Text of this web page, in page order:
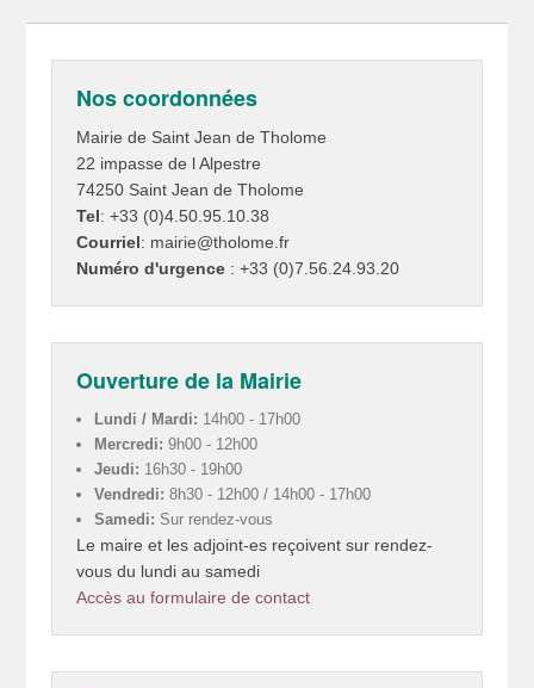
Nos coordonnées
Mairie de Saint Jean de Tholome
22 impasse de l Alpestre
74250 Saint Jean de Tholome
Tel: +33 (0)4.50.95.10.38
Courriel: mairie@tholome.fr
Numéro d'urgence: +33 (0)7.56.24.93.20
Ouverture de la Mairie
Lundi / Mardi: 14h00 - 17h00
Mercredi: 9h00 - 12h00
Jeudi: 16h30 - 19h00
Vendredi: 8h30 - 12h00 / 14h00 - 17h00
Samedi: Sur rendez-vous
Le maire et les adjoint-es reçoivent sur rendez-
vous du lundi au samedi
Accès au formulaire de contact